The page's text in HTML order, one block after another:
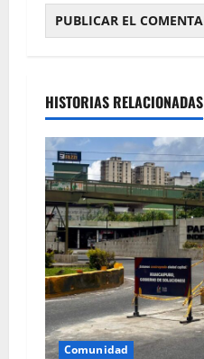
HISTORIAS RELACIONADAS
Comunidad